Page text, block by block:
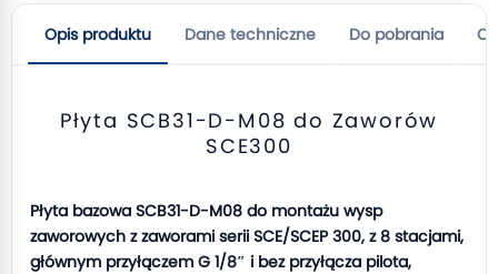
Opis produktu Dane techniczne Do pobrania
Płyta SCB31-D-M08 do Zaworów
SCE300
Płyta bazowa SCB31-D-M08 do montażu wysp
zaworowych z zaworami serii SCE/SCEP 300, z 8 stacjami,
głównym przyłączem G 1/8″ i bez przyłącza pilota,